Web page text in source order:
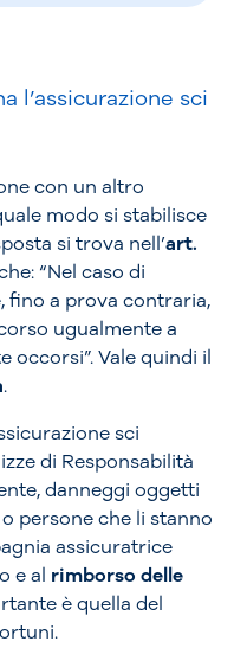
l’assicurazione sci
con un altro
modo si stabilisce
si trova nell’art.
“Nel caso di
fino a prova contraria,
ugualmente a
occorsi”. Vale quindi il
.
sci
di Responsabilità
danneggi oggetti
persone che li stanno
assicuratrice
e al rimborso delle
è quella del